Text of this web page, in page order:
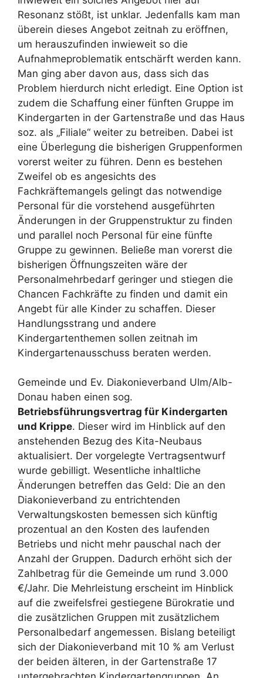
Resonanz stößt, ist unklar. Jedenfalls kam man
überein dieses Angebot zeitnah zu eröffnen,
um herauszufinden inwieweit so die
Aufnahmeproblematik entschärft werden kann.
Man ging aber davon aus, dass sich das
Problem hierdurch nicht erledigt. Eine Option ist
zudem die Schaffung einer fünften Gruppe im
Kindergarten in der Gartenstraße und das Haus
soz. als „Filiale“ weiter zu betreiben. Dabei ist
eine Überlegung die bisherigen Gruppenformen
vorerst weiter zu führen. Denn es bestehen
Zweifel ob es angesichts des
Fachkräftemangels gelingt das notwendige
Personal für die vorstehend ausgeführten
Änderungen in der Gruppenstruktur zu finden
und parallel noch Personal für eine fünfte
Gruppe zu gewinnen. Beließe man vorerst die
bisherigen Öffnungszeiten wäre der
Personalmehrbedarf geringer und stiegen die
Chancen Fachkräfte zu finden und damit ein
Angebt für alle Kinder zu schaffen. Dieser
Handlungsstrang und andere
Kindergartenthemen sollen zeitnah im
Kindergartenausschuss beraten werden.
Gemeinde und Ev. Diakonieverband Ulm/Alb-
Donau haben einen sog.
Betriebsführungsvertrag für Kindergarten
und Krippe. Dieser wird im Hinblick auf den
anstehenden Bezug des Kita-Neubaus
aktualisiert. Der vorgelegte Vertragsentwurf
wurde gebilligt. Wesentliche inhaltliche
Änderungen betreffen das Geld: Die an den
Diakonieverband zu entrichtenden
Verwaltungskosten bemessen sich künftig
prozentual an den Kosten des laufenden
Betriebs und nicht mehr pauschal nach der
Anzahl der Gruppen. Dadurch erhöht sich der
Zahlbetrag für die Gemeinde um rund 3.000
€/Jahr. Die Mehrleistung erscheint im Hinblick
auf die zweifelsfrei gestiegene Bürokratie und
die zusätzlichen Gruppen mit zusätzlichem
Personalbedarf angemessen. Bislang beteiligt
sich der Diakonieverband mit 10 % am Verlust
der beiden älteren, in der Gartenstraße 17